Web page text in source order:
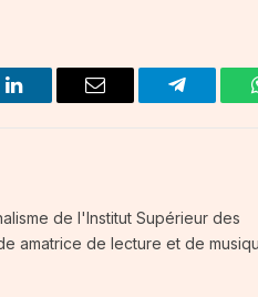
LinkedIn Email Telegram
de l'Institut Supérieur des
amatrice de lecture et de